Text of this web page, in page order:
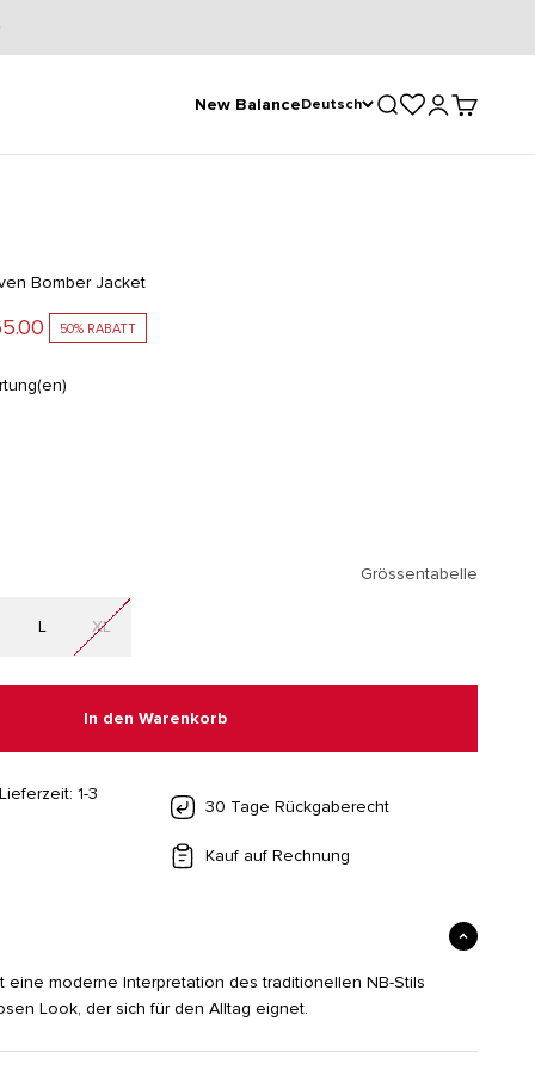
New BalanceDeutsch Suche öffnen
Bomber Jacket
50% RABATT
Grössentabelle
L XL
In den Warenkorb
1-3
30 Tage Rückgaberecht
Kauf auf Rechnung
eine moderne Interpretation des traditionellen NB-Stils
Look, der sich für den Alltag eignet.